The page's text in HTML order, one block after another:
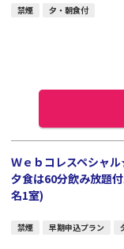
禁煙 夕・朝食付
Ｗｅｂコレスペシャ
夕食は60分飲み放題
名1室)
禁煙 早期申込プラン